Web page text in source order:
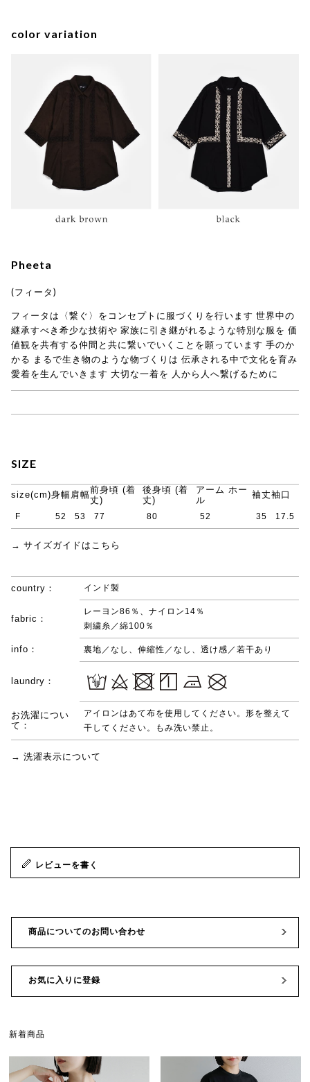
color variation
Pheeta
(フィータ)
フィータは〈繋ぐ〉をコンセプトに服づくりを行います 世界中の
継承すべき希少な技術や 家族に引き継がれるような特別な服を 価
値観を共有する仲間と共に繋いでいくことを願っています 手のか
かる まるで生き物のような物づくりは 伝承される中で文化を育み
愛着を生んでいきます 大切な一着を 人から人へ繋げるために
SIZE
size(cm)身幅 肩幅前身頃 (着
丈)
後身頃 (着
丈)
アーム ホー
ル
袖丈袖口
F 52 53 77 80 52 35 17.5
→ サイズガイドはこちら
country： インド製
fabric：
レーヨン86％、ナイロン14％
刺繍糸／綿100％
info： 裏地／なし、伸縮性／なし、透け感／若干あり
laundry：
お洗濯につい
て：
アイロンはあて布を使用してください。形を整えて
干してください。もみ洗い禁止。
→ 洗濯表示について
レビューを書く
商品についてのお問い合わせ
お気に入りに登録
新着商品